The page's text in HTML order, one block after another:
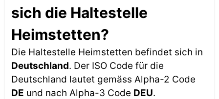
sich die Haltestelle
Heimstetten?
Die Haltestelle Heimstetten befindet sich in
Deutschland. Der ISO Code für die
Deutschland lautet gemäss Alpha-2 Code
DE und nach Alpha-3 Code DEU.